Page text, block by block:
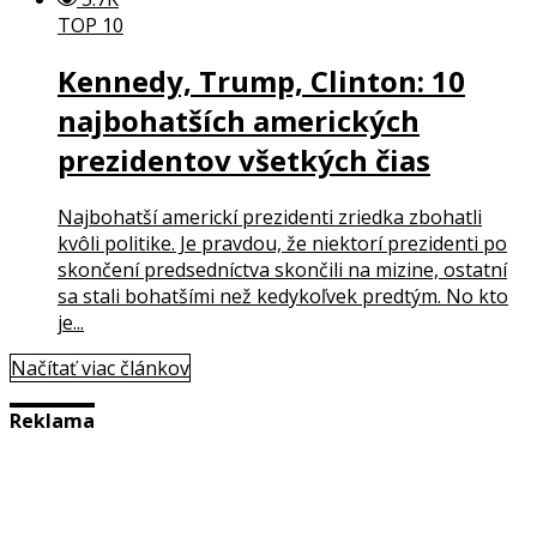
TOP 10
Kennedy, Trump, Clinton: 10
najbohatších amerických
prezidentov všetkých čias
Najbohatší americkí prezidenti zriedka zbohatli
kvôli politike. Je pravdou, že niektorí prezidenti po
skončení predsedníctva skončili na mizine, ostatní
sa stali bohatšími než kedykoľvek predtým. No kto
je...
Načítať viac článkov
Reklama